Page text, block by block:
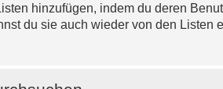
hinzufügen, indem du deren
du sie auch wieder von den Listen